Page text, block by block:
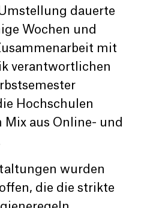
dauerte
Wochen und
mit
verantwortlichen
Hochschulen
aus Online- und
wurden
die die strikte